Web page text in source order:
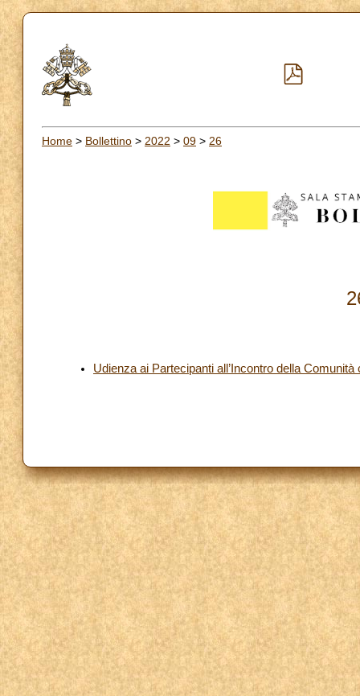
Home > Bollettino > 2022 > 09 > 26
Udienza ai Partecipanti all’Incontro della